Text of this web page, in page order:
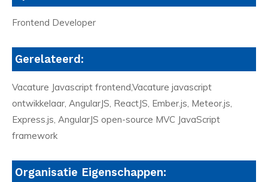
Frontend Developer
Gerelateerd:
Vacature Javascript frontend,Vacature javascript
ontwikkelaar, AngularJS, ReactJS, Ember.js, Meteor.js,
Express.js, AngularJS open-source MVC JavaScript
framework
Organisatie Eigenschappen: